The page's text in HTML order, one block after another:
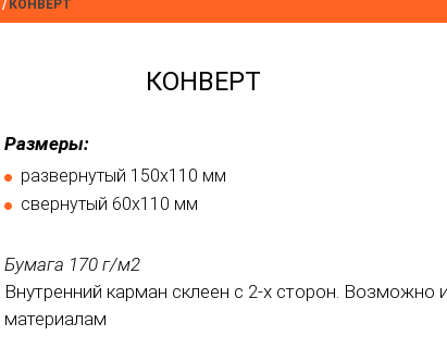
/ КОНВЕРТ
КОНВЕРТ
Размеры:
развернутый 150х110 мм
свернутый 60х110 мм
Бумага 170 г/м2
Внутренний карман склеен с 2-х сторон.
материалам